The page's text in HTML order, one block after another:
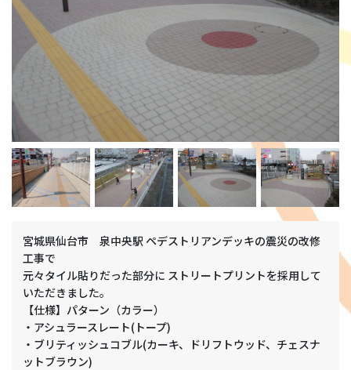
宮城県仙台市 泉中央駅 ペデストリアンデッキの震災の改修
工事で
元々タイル貼りだった部分に ストリートプリントを採用して
いただきました。
【仕様】パターン（カラー）
・アシュラースレート(トープ)
・ブリティッシュコブル(カーキ、ドリフトウッド、チェスナ
ットブラウン)